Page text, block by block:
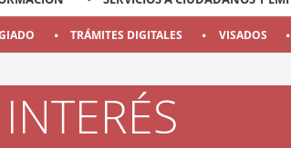
TRÁMITES DIGITALES VISADOS